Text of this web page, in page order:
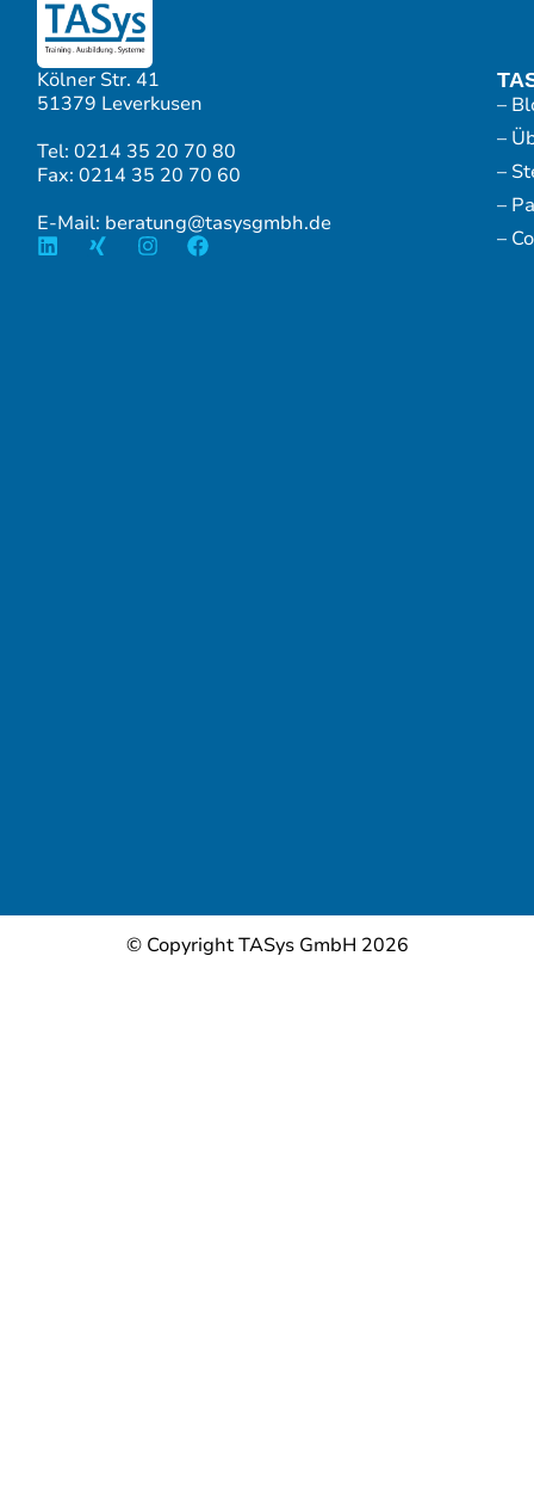
Kölner Str. 41
51379 Leverkusen
Tel: 0214 35 20 70 80
Fax: 0214 35 20 70 60
E-Mail: beratung@tasysgmbh.de
–
–
–
–
–
© Copyright TASys GmbH 2026